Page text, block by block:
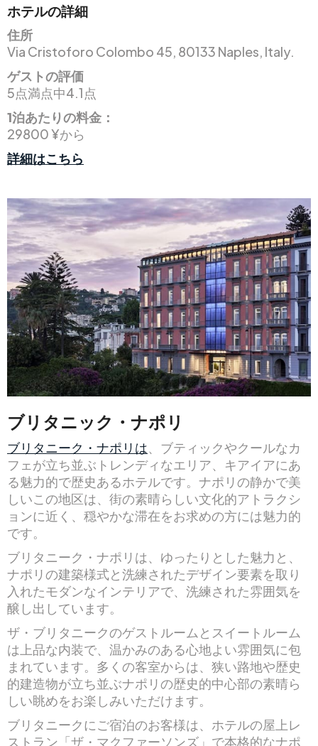
ホテルの詳細
住所
Via Cristoforo Colombo 45, 80133 Naples, Italy.
ゲストの評価
5点満点中4.1点
1泊あたりの料金：
29800 ¥から
詳細はこちら
ブリタニック・ナポリ
ブリタニーク・ナポリは、ブティックやクールなカ
フェが立ち並ぶトレンディなエリア、キアイアにあ
る魅力的で歴史あるホテルです。ナポリの静かで美
しいこの地区は、街の素晴らしい文化的アトラクシ
ョンに近く、穏やかな滞在をお求めの方には魅力的
です。
ブリタニーク・ナポリは、ゆったりとした魅力と、
ナポリの建築様式と洗練されたデザイン要素を取り
入れたモダンなインテリアで、洗練された雰囲気を
醸し出しています。
ザ・ブリタニークのゲストルームとスイートルーム
は上品な内装で、温かみのある心地よい雰囲気に包
まれています。多くの客室からは、狭い路地や歴史
的建造物が立ち並ぶナポリの歴史的中心部の素晴ら
しい眺めをお楽しみいただけます。
ブリタニークにご宿泊のお客様は、ホテルの屋上レ
ストラン「ザ・マクファーソンズ」で本格的なナポ